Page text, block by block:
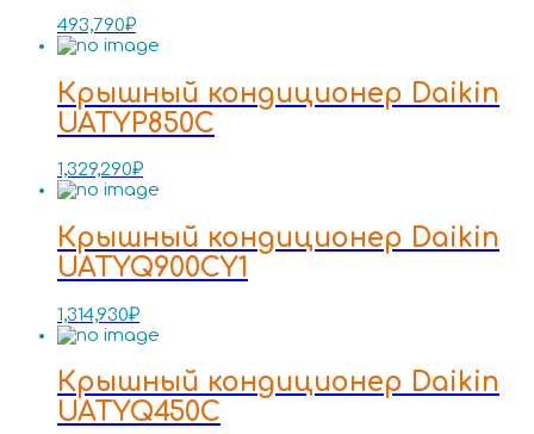
493,790₽
Крышный кондиционер Daikin
UATYP850C
1,329,290₽
Крышный кондиционер Daikin
UATYQ900CY1
1,314,930₽
Крышный кондиционер Daikin
UATYQ450C